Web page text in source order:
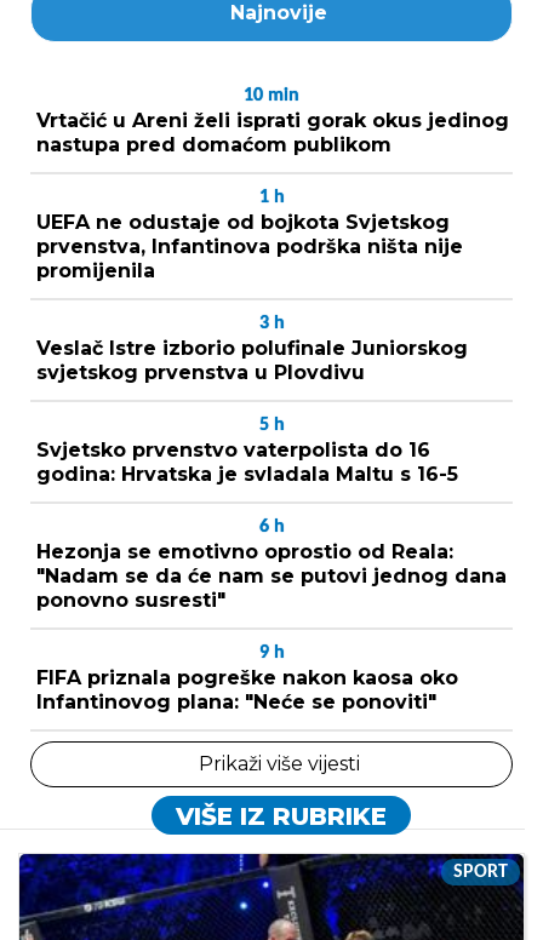
Najnovije
10 min
Vrtačić u Areni želi isprati gorak okus jedinog
nastupa pred domaćom publikom
1 h
UEFA ne odustaje od bojkota Svjetskog
prvenstva, Infantinova podrška ništa nije
promijenila
3 h
Veslač Istre izborio polufinale Juniorskog
svjetskog prvenstva u Plovdivu
5 h
Svjetsko prvenstvo vaterpolista do 16
godina: Hrvatska je svladala Maltu s 16-5
6 h
Hezonja se emotivno oprostio od Reala:
"Nadam se da će nam se putovi jednog dana
ponovno susresti"
9 h
FIFA priznala pogreške nakon kaosa oko
Infantinovog plana: "Neće se ponoviti"
Prikaži više vijesti
VIŠE IZ RUBRIKE
SPORT